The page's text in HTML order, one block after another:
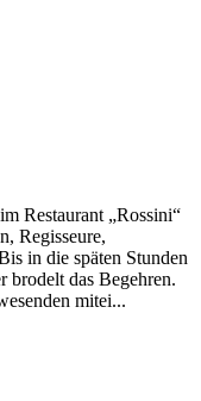
Restaurant „Rossini“
Regisseure,
in die späten Stunden
brodelt das Begehren.
mitei...